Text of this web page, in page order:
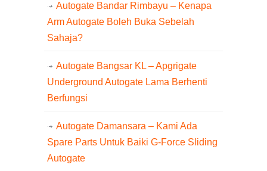
Autogate Bandar Rimbayu – Kenapa
Arm Autogate Boleh Buka Sebelah
Sahaja?
Autogate Bangsar KL – Apgrigate
Underground Autogate Lama Berhenti
Berfungsi
Autogate Damansara – Kami Ada
Spare Parts Untuk Baiki G-Force Sliding
Autogate